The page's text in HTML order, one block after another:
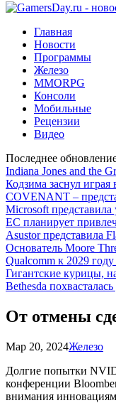
Главная
Новости
Программы
Железо
MMORPG
Консоли
Мобильные
Рецензии
Видео
Последнее
Indiana Jones and the
Кодзима заснул играя
COVENANT –
Microsoft
ЕС планирует
Asustor представила
Основатель Moore
Qualcomm к 2029
Гигантские курицы,
Bethesda
От отмены
Мар 20, 2024Железо
Долгие попытки
конференции
внимания